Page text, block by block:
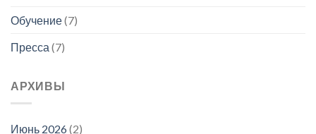
Обучение(7)
Пресса (7)
АРХИВЫ
Июнь 2026(2)